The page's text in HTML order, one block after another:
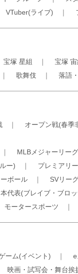
VTuber(ライブ) ｜
宝塚 星組 ｜ 宝塚 宙
歌舞伎 ｜ 落語
｜ オープン戦(春季
MLBメジャーリー
ー) ｜ プレミアリ
ボール ｜ SVリー
代表(ブレイブ・ブロ
モータースポーツ ｜
ーム(イベント) ｜
映画・試写会・舞台挨